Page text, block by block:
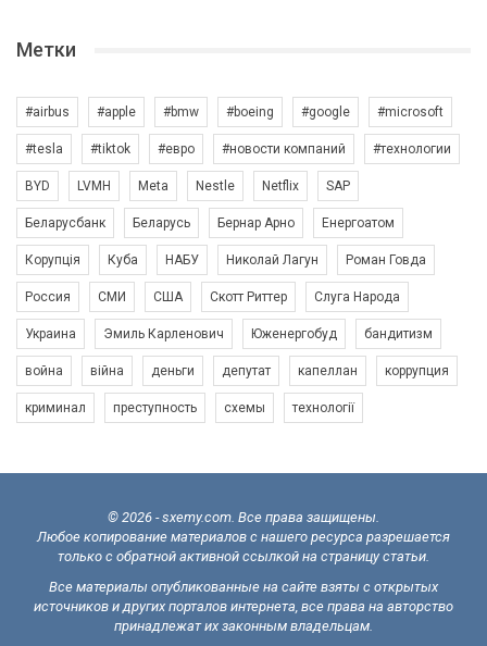
Метки
#airbus #apple #bmw #boeing #google #microsoft
#tesla #tiktok #евро #новости компаний #технологии
BYD LVMH Meta Nestle Netflix SAP
Беларусбанк Беларусь Бернар Арно Енергоатом
Корупція Куба НАБУ Николай Лагун Роман Говда
Россия СМИ США Скотт Риттер Слуга Народа
Украина Эмиль Карленович Юженергобуд бандитизм
война війна деньги депутат капеллан коррупция
криминал преступность схемы технології
© 2026 - sxemy.com. Все права защищены.
Любое копирование материалов с нашего ресурса разрешается
только с обратной активной ссылкой на страницу статьи.
Все материалы опубликованные на сайте взяты с открытых
источников и других порталов интернета, все права на авторство
принадлежат их законным владельцам.